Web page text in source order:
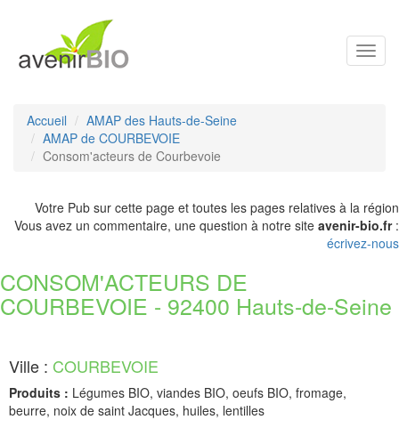
Accueil
AMAP des Hauts-de-Seine
AMAP de COURBEVOIE
Consom'acteurs de Courbevoie
Votre Pub sur cette page et toutes les pages relatives à la région
Vous avez un commentaire, une question à notre site avenir-bio.fr:
écrivez-nous
CONSOM'ACTEURS DE
COURBEVOIE - 92400 Hauts-de-Seine
Ville : COURBEVOIE
Produits : Légumes BIO, viandes BIO, oeufs BIO, fromage,
beurre, noix de saint Jacques, huiles, lentilles